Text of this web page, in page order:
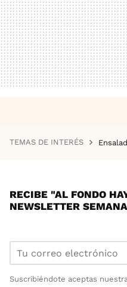
TEMAS DE INTERÉS
RECIBE "AL FONDO
NEWSLETTER
Suscribiéndote aceptas